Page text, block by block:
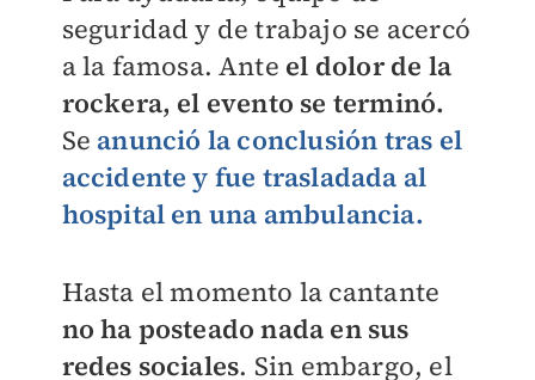
seguridad y de trabajo se acercó
a la famosa. Ante el dolor de la
rockera, el evento se terminó.
Se anunció la conclusión tras el
accidente y fue trasladada al
hospital en una ambulancia.
Hasta el momento la cantante
no ha posteado nada en sus
redes sociales. Sin embargo, el